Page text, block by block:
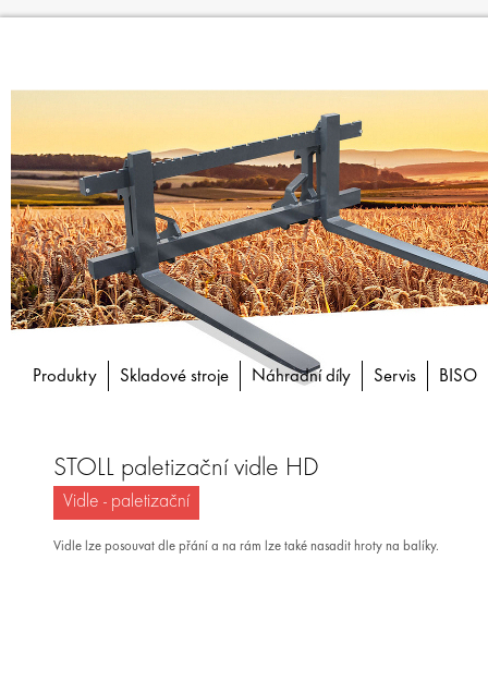
Produkty Skladové stroje Náhradní díly Servis BISO
STOLL paletizační vidle HD
Vidle - paletizační
Vidle lze posouvat dle přání a na rám lze také nasadit hroty na balíky.